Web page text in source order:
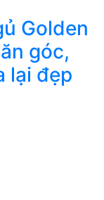
Golden
góc,
lại đẹp